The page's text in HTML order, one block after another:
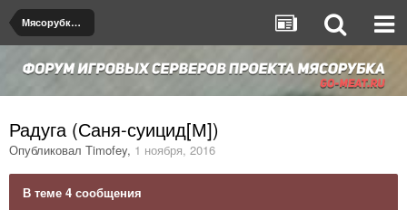
Мясорубка de_dust2
Радуга (Саня-суицид[М])
Опубликовал Timofey, 1 ноября, 2016
В теме 4 сообщения